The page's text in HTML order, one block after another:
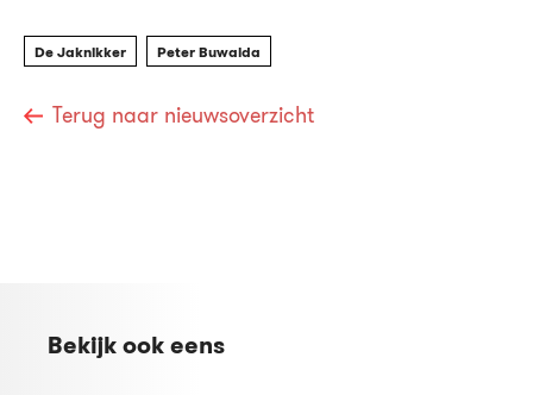
De Jaknikker Peter Buwalda
Terug naar nieuwsoverzicht
Bekijk ook eens